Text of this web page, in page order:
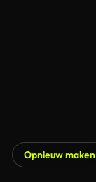
Opnieuw maken